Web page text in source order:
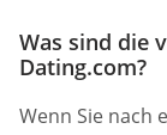
Was sind die
Dating.com?
Wenn Sie nach